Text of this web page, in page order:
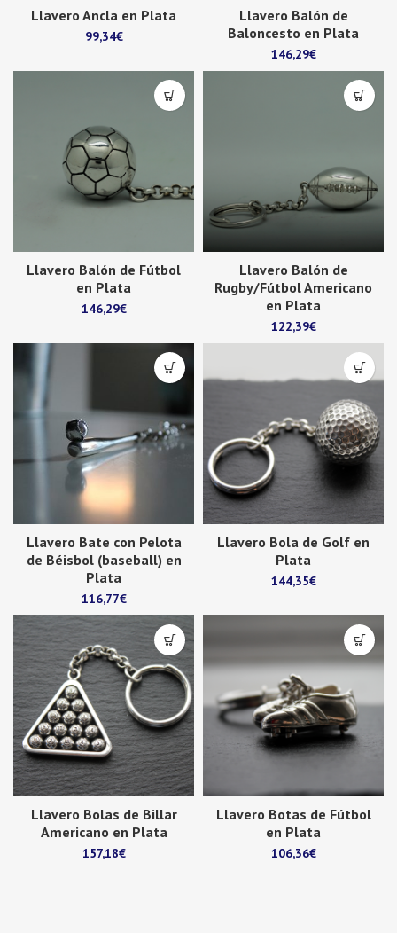
Llavero Ancla en Plata
99,34€
Llavero Balón de
Baloncesto en Plata
146,29€
Llavero Balón de Fútbol
en Plata
146,29€
Llavero Balón de
Rugby/Fútbol Americano
en Plata
122,39€
Llavero Bate con Pelota
de Béisbol (baseball) en
Plata
116,77€
Llavero Bola de Golf en
Plata
144,35€
Llavero Bolas de Billar
Americano en Plata
157,18€
Llavero Botas de Fútbol
en Plata
106,36€